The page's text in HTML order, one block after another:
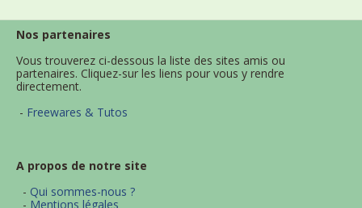
Nos partenaires
Vous trouverez ci-dessous la liste des sites amis ou
partenaires. Cliquez-sur les liens pour vous y rendre
directement.
- Freewares & Tutos
A propos de notre site
- Qui sommes-nous ?
- Mentions légales